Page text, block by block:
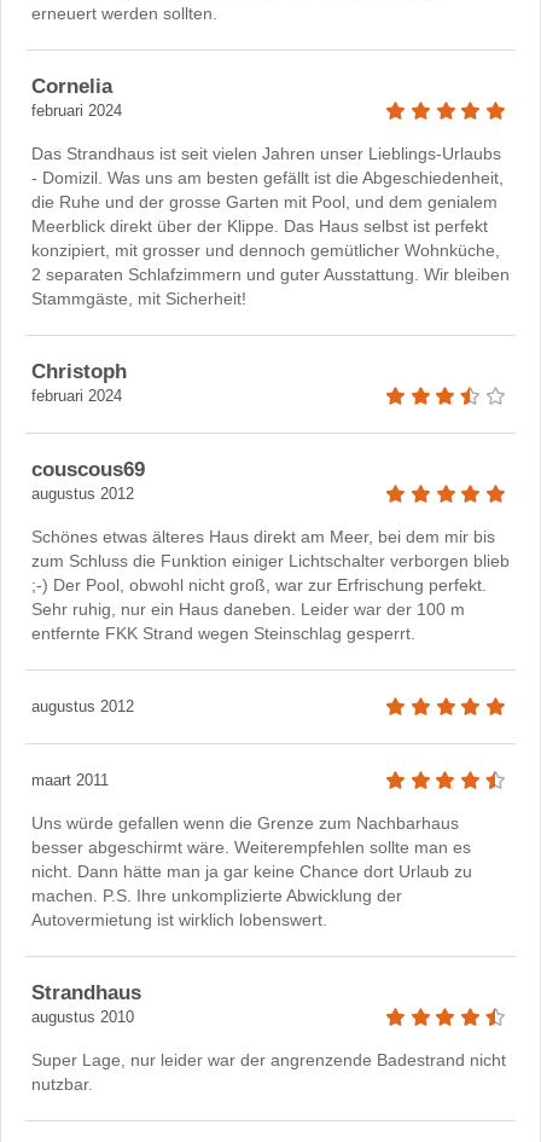
erneuert werden sollten.
Cornelia
februari 2024
Das Strandhaus ist seit vielen Jahren unser Lieblings-Urlaubs
- Domizil. Was uns am besten gefällt ist die Abgeschiedenheit,
die Ruhe und der grosse Garten mit Pool, und dem genialem
Meerblick direkt über der Klippe. Das Haus selbst ist perfekt
konzipiert, mit grosser und dennoch gemütlicher Wohnküche,
2 separaten Schlafzimmern und guter Ausstattung. Wir bleiben
Stammgäste, mit Sicherheit!
Christoph
februari 2024
couscous69
augustus 2012
Schönes etwas älteres Haus direkt am Meer, bei dem mir bis
zum Schluss die Funktion einiger Lichtschalter verborgen blieb
;-) Der Pool, obwohl nicht groß, war zur Erfrischung perfekt.
Sehr ruhig, nur ein Haus daneben. Leider war der 100 m
entfernte FKK Strand wegen Steinschlag gesperrt.
augustus 2012
maart 2011
Uns würde gefallen wenn die Grenze zum Nachbarhaus
besser abgeschirmt wäre. Weiterempfehlen sollte man es
nicht. Dann hätte man ja gar keine Chance dort Urlaub zu
machen. P.S. Ihre unkomplizierte Abwicklung der
Autovermietung ist wirklich lobenswert.
Strandhaus
augustus 2010
Super Lage, nur leider war der angrenzende Badestrand nicht
nutzbar.